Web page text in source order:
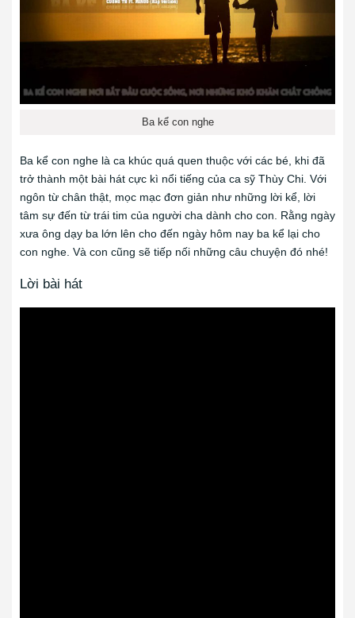
Ba kể con nghe
Ba kể con nghe là ca khúc quá quen thuộc với các bé, khi đã
trở thành một bài hát cực kì nổi tiếng của ca sỹ Thùy Chi. Với
ngôn từ chân thật, mọc mạc đơn giản như những lời kể, lời
tâm sự đến từ trái tim của người cha dành cho con. Rằng ngày
xưa ông dạy ba lớn lên cho đến ngày hôm nay ba kể lại cho
con nghe. Và con cũng sẽ tiếp nối những câu chuyện đó nhé!
Lời bài hát